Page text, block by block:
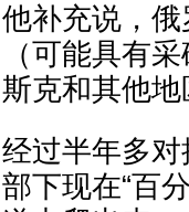
他补充说，俄
（可能具有
斯克和其他地
经过半年多
部下现在“百